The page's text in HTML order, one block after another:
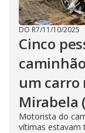
DO R7/11/10/2025
Cinco
um carro
Mirabela
Motorista do
vítimas estavam